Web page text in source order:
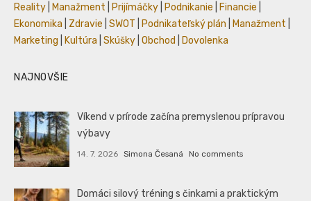
Reality
Manažment Prijímáčky Podnikanie Financie
Ekonomika
Zdravie SWOT Podnikateľský plán Manažment
Marketing
Kultúra Skúšky Obchod Dovolenka
NAJNOVŠIE
Víkend v prírode začína premyslenou prípravou
výbavy
14. 7. 2026 Simona Česaná No comments
Domáci silový tréning s činkami a praktickým